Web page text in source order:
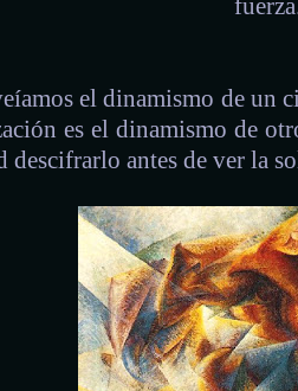
el dinamismo de un
es el dinamismo de
descifrarlo antes de ver la